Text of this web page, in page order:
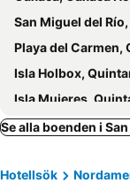
San Miguel del Río,
Playa del Carmen,
Isla Holbox, Quintana
Isla Mujeres, Quintana
Akumal, Quintana
Se alla boenden i
Hotellsök